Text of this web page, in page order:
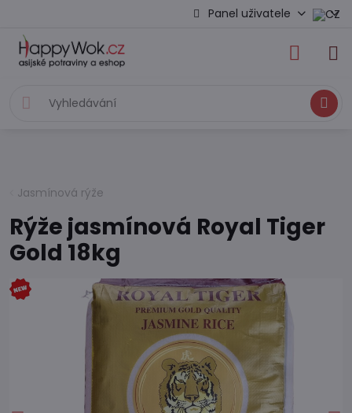
Panel uživatele
Hledat
Jasmínová rýže
Rýže jasmínová Royal Tiger
Gold 18kg